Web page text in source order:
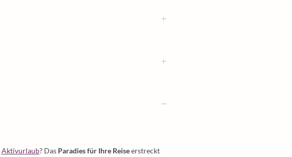
Aktivurlaub? Das Paradies für Ihre Reiseerstreckt